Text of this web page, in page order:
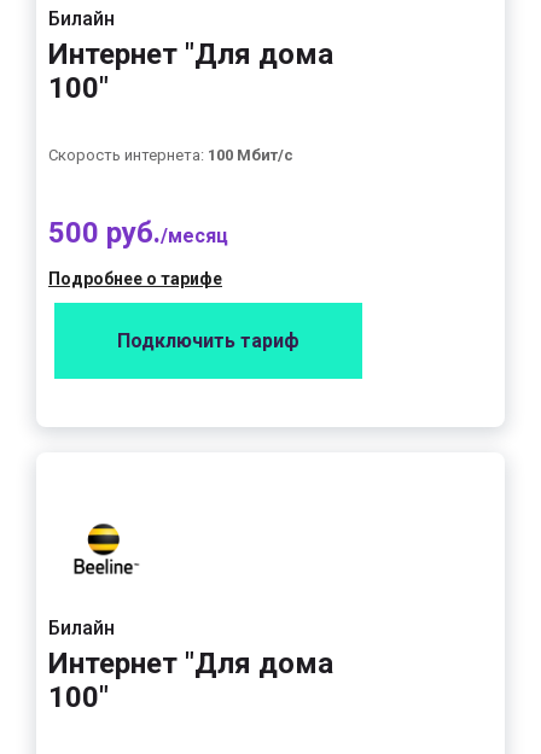
Билайн
Интернет "Для дома
100"
Скорость интернета: 100 Мбит/с
500 руб./месяц
Подробнее о тарифе
Подключить тариф
Билайн
Интернет "Для дома
100"